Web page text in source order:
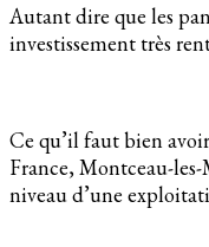
Autant dire que les
investissement très
Ce qu’il faut bien
France, Montceau-
niveau d’une